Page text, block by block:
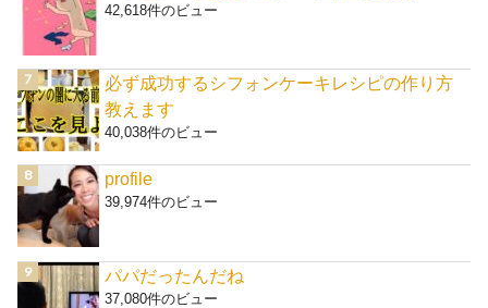
42,618件のビュー
必ず成功するシフォンケーキレシピの作り方
教えます
40,038件のビュー
profile
39,974件のビュー
パパだったんだね
37,080件のビュー